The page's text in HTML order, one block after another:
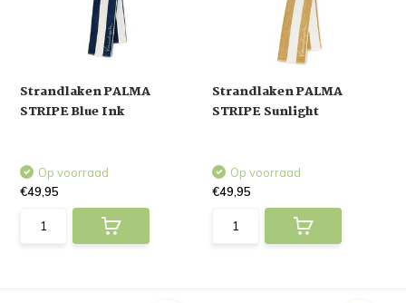
Strandlaken PALMA
STRIPE Blue Ink
Op voorraad
€49,95
Strandlaken PALMA
STRIPE Sunlight
Op voorraad
€49,95